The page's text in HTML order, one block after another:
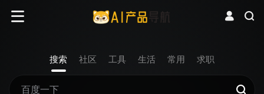
搜索 社区 工具 生活 常用 求职